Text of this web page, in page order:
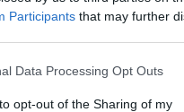
Participants that may further
that this website/app uses one
your visit or usage behaviour.
Data Processing Opt Outs
opt-out of the Sharing of my
a
a kispadtól.
a bajnoki meccsekre
ma esti (19:45), Újpest
találkozón ott lehet a